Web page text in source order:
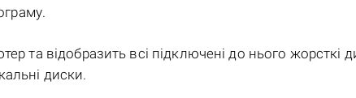
та відобразить всі підключені до нього жорсткі
диски.